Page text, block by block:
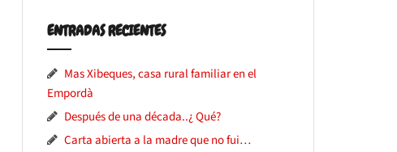
ENTRADAS RECIENTES
Mas Xibeques, casa rural familiar en el
Empordà
Después de una década..¿ Qué?
Carta abierta a la madre que no fui…